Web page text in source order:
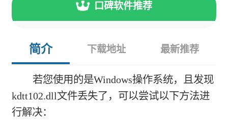
口碑软件推荐
简介 下载地址 最新推荐
若您使用的是Windows操作系统，且发现
kdtt102.dll文件丢失了，可以尝试以下方法进
行解决：